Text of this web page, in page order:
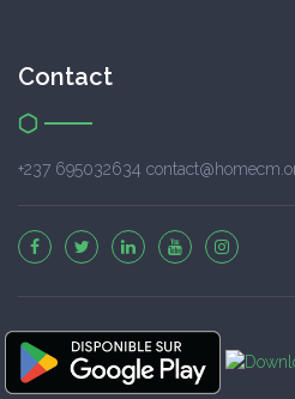
Contact
+237 695032634